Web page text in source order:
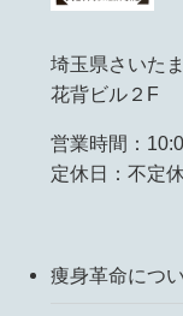
埼玉県さいた
花背ビル２F
営業時間：
定休日：不定
痩身革命につ